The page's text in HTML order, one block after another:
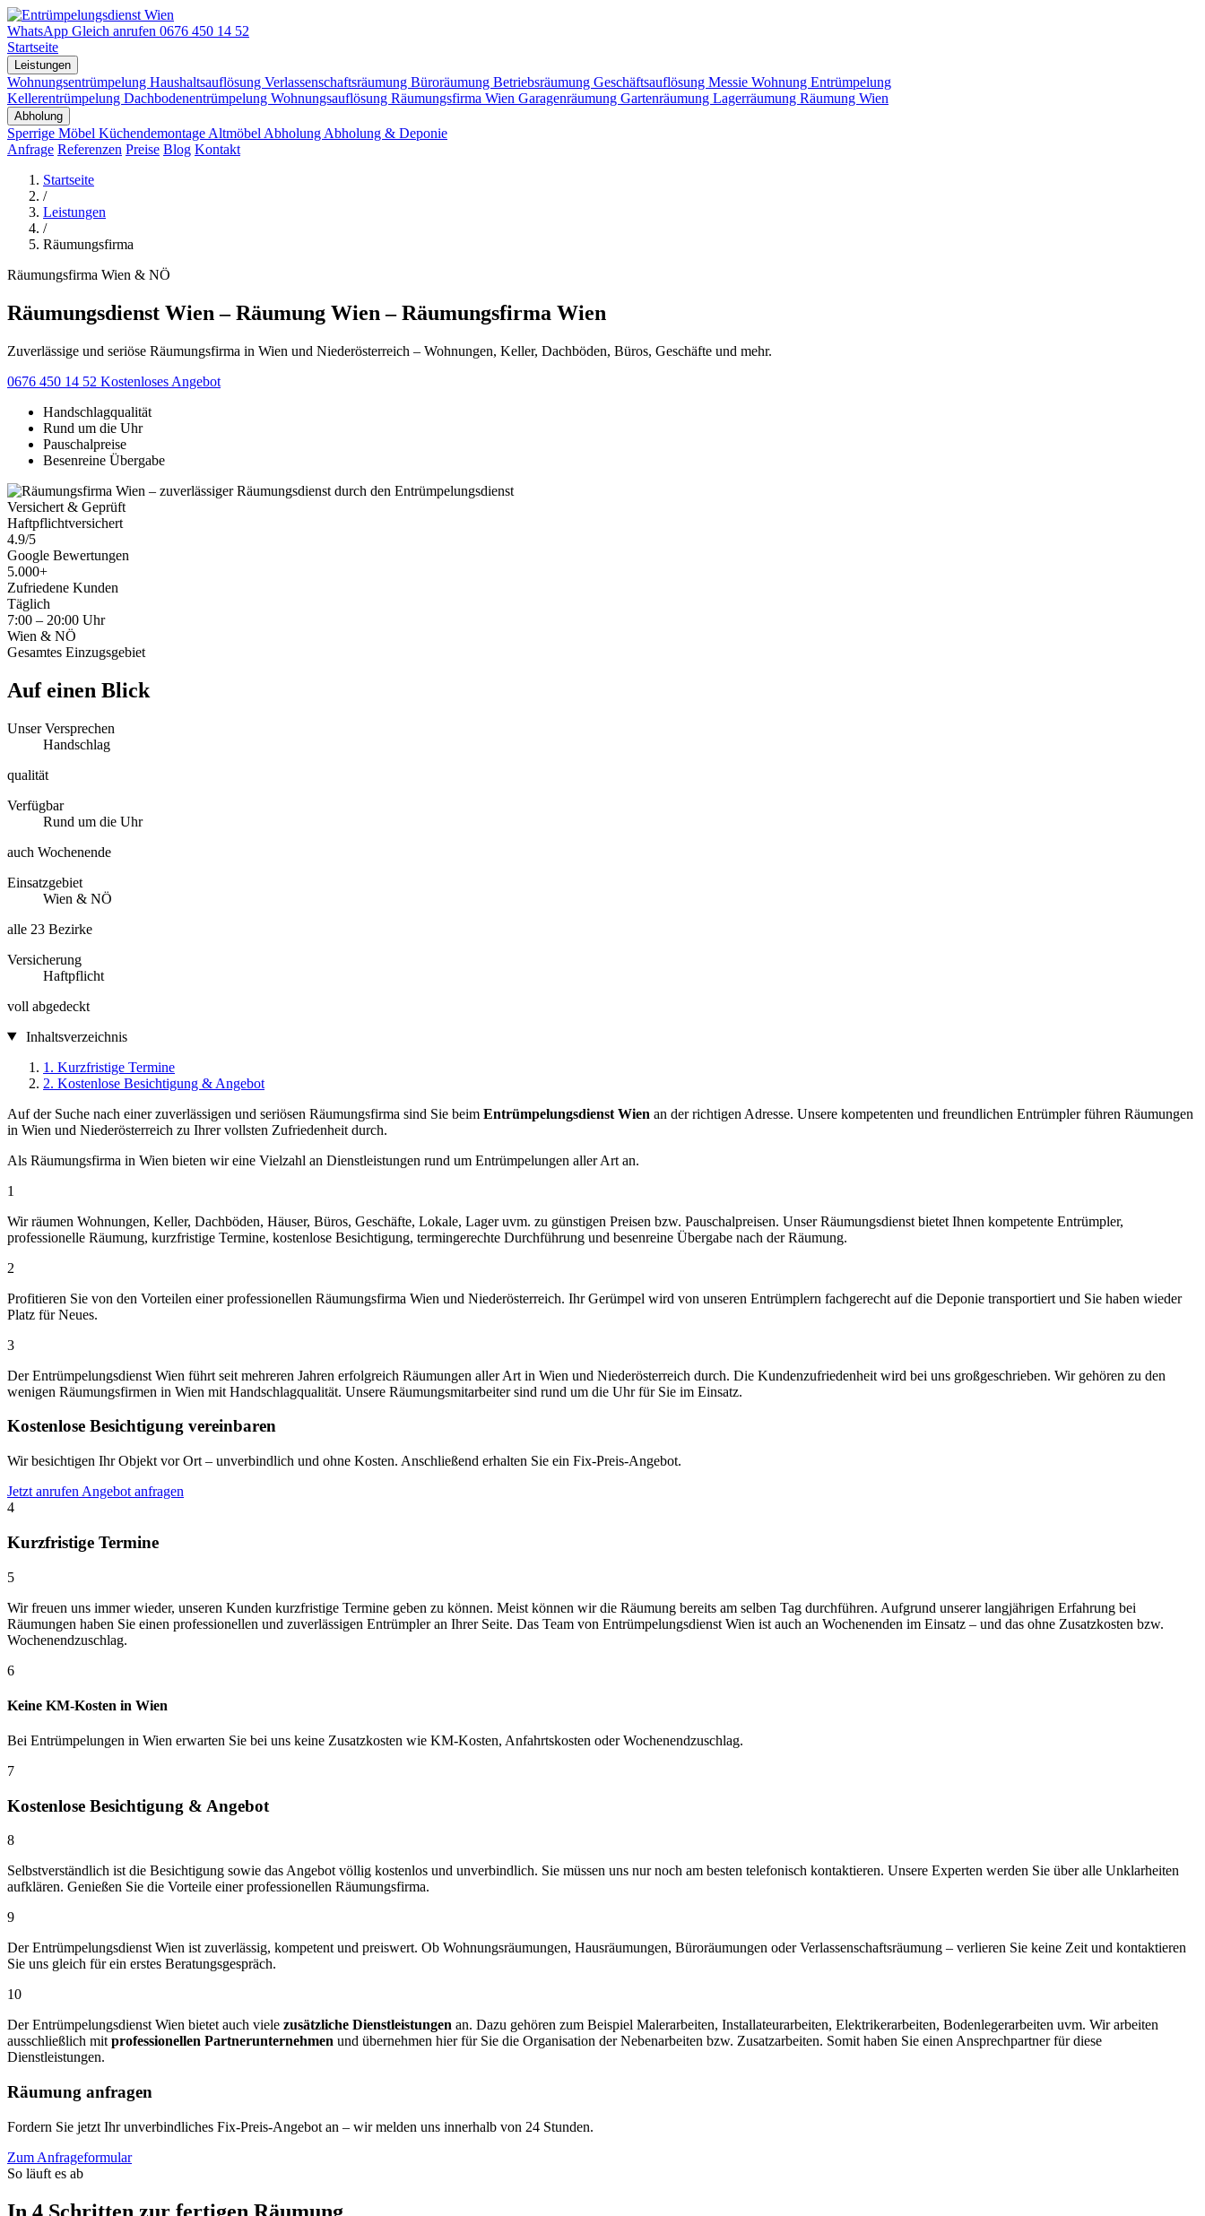
WhatsApp Gleich anrufen 0676 450 14 52
Startseite
Leistungen
Wohnungsentrümpelung Haushaltsauflösung Verlassenschaftsräumung Büroräumung Betriebsräumung Geschäftsauflösung Messie Wohnung Entrümpelung
Kellerentrümpelung Dachbodenentrümpelung Wohnungsauflösung Räumungsfirma Wien Garagenräumung Gartenräumung Lagerräumung Räumung Wien
Abholung
Sperrige Möbel Küchendemontage Altmöbel Abholung Abholung & Deponie
Anfrage Referenzen Preise Blog Kontakt
Startseite
/
Leistungen
/
Räumungsfirma
Räumungsfirma Wien & NÖ
Räumungsdienst Wien – Räumung Wien – Räumungsfirma Wien
Zuverlässige und seriöse Räumungsfirma in Wien und Niederösterreich – Wohnungen, Keller, Dachböden, Büros, Geschäfte und mehr.
0676 450 14 52 Kostenloses Angebot
Handschlagqualität
Rund um die Uhr
Pauschalpreise
Besenreine Übergabe
Versichert & Geprüft
Haftpflichtversichert
4.9/5
Google Bewertungen
5.000+
Zufriedene Kunden
Täglich
7:00 – 20:00 Uhr
Wien & NÖ
Gesamtes Einzugsgebiet
Auf einen Blick
Unser Versprechen
Handschlag
qualität
Verfügbar
Rund um die Uhr
auch Wochenende
Einsatzgebiet
Wien & NÖ
alle 23 Bezirke
Versicherung
Haftpflicht
voll abgedeckt
Inhaltsverzeichnis
1. Kurzfristige Termine
2. Kostenlose Besichtigung & Angebot
Auf der Suche nach einer zuverlässigen und seriösen Räumungsfirma sind Sie beim Entrümpelungsdienst Wien an der richtigen Adresse. Unsere kompetenten und freundlichen Entrümpler führen Räumungen
in Wien und Niederösterreich zu Ihrer vollsten Zufriedenheit durch.
Als Räumungsfirma in Wien bieten wir eine Vielzahl an Dienstleistungen rund um Entrümpelungen aller Art an.
1
Wir räumen Wohnungen, Keller, Dachböden, Häuser, Büros, Geschäfte, Lokale, Lager uvm. zu günstigen Preisen bzw. Pauschalpreisen. Unser Räumungsdienst bietet Ihnen kompetente Entrümpler,
professionelle Räumung, kurzfristige Termine, kostenlose Besichtigung, termingerechte Durchführung und besenreine Übergabe nach der Räumung.
2
Profitieren Sie von den Vorteilen einer professionellen Räumungsfirma Wien und Niederösterreich. Ihr Gerümpel wird von unseren Entrümplern fachgerecht auf die Deponie transportiert und Sie haben wieder
Platz für Neues.
3
Der Entrümpelungsdienst Wien führt seit mehreren Jahren erfolgreich Räumungen aller Art in Wien und Niederösterreich durch. Die Kundenzufriedenheit wird bei uns großgeschrieben. Wir gehören zu den
wenigen Räumungsfirmen in Wien mit Handschlagqualität. Unsere Räumungsmitarbeiter sind rund um die Uhr für Sie im Einsatz.
Kostenlose Besichtigung vereinbaren
Wir besichtigen Ihr Objekt vor Ort – unverbindlich und ohne Kosten. Anschließend erhalten Sie ein Fix-Preis-Angebot.
Jetzt anrufen Angebot anfragen
4
Kurzfristige Termine
5
Wir freuen uns immer wieder, unseren Kunden kurzfristige Termine geben zu können. Meist können wir die Räumung bereits am selben Tag durchführen. Aufgrund unserer langjährigen Erfahrung bei
Räumungen haben Sie einen professionellen und zuverlässigen Entrümpler an Ihrer Seite. Das Team von Entrümpelungsdienst Wien ist auch an Wochenenden im Einsatz – und das ohne Zusatzkosten bzw.
Wochenendzuschlag.
6
Keine KM-Kosten in Wien
Bei Entrümpelungen in Wien erwarten Sie bei uns keine Zusatzkosten wie KM-Kosten, Anfahrtskosten oder Wochenendzuschlag.
7
Kostenlose Besichtigung & Angebot
8
Selbstverständlich ist die Besichtigung sowie das Angebot völlig kostenlos und unverbindlich. Sie müssen uns nur noch am besten telefonisch kontaktieren. Unsere Experten werden Sie über alle Unklarheiten
aufklären. Genießen Sie die Vorteile einer professionellen Räumungsfirma.
9
Der Entrümpelungsdienst Wien ist zuverlässig, kompetent und preiswert. Ob Wohnungsräumungen, Hausräumungen, Büroräumungen oder Verlassenschaftsräumung – verlieren Sie keine Zeit und kontaktieren
Sie uns gleich für ein erstes Beratungsgespräch.
10
Der Entrümpelungsdienst Wien bietet auch viele zusätzliche Dienstleistungen an. Dazu gehören zum Beispiel Malerarbeiten, Installateurarbeiten, Elektrikerarbeiten, Bodenlegerarbeiten uvm. Wir arbeiten
ausschließlich mitprofessionellen Partnerunternehmen und übernehmen hier für Sie die Organisation der Nebenarbeiten bzw. Zusatzarbeiten. Somit haben Sie einen Ansprechpartner für diese
Dienstleistungen.
Räumung anfragen
Fordern Sie jetzt Ihr unverbindliches Fix-Preis-Angebot an – wir melden uns innerhalb von 24 Stunden.
Zum Anfrageformular
So läuft es ab